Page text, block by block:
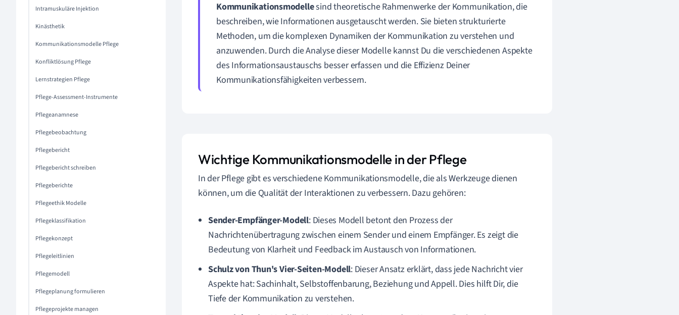
Intramuskuläre Injektion
Kinästhetik
Kommunikationsmodelle Pflege
Konfliktlösung Pflege
Lernstrategien Pflege
Pflege-Assessment-Instrumente
Pflegeanamnese
Pflegebeobachtung
Pflegebericht
Pflegebericht schreiben
Pflegeberichte
Pflegeethik Modelle
Pflegeklassifikation
Pflegekonzept
Pflegeleitlinien
Pflegemodell
Pflegeplanung formulieren
Pflegeprojekte managen
Kommunikationsmodellesind theoretische Rahmenwerke der Kommunikation, die
beschreiben, wie Informationen ausgetauscht werden. Sie bieten strukturierte
Methoden, um die komplexen Dynamiken der Kommunikation zu verstehen und
anzuwenden. Durch die Analyse dieser Modelle kannst Du die verschiedenen Aspekte
des Informationsaustauschs besser erfassen und die Effizienz Deiner
Kommunikationsfähigkeiten verbessern.
Wichtige Kommunikationsmodelle in der Pflege
In der Pflege gibt es verschiedene Kommunikationsmodelle, die als Werkzeuge dienen
können, um die Qualität der Interaktionen zu verbessern. Dazu gehören:
Sender-Empfänger-Modell: Dieses Modell betont den Prozess der
Nachrichtenübertragung zwischen einem Sender und einem Empfänger. Es zeigt die
Bedeutung von Klarheit und Feedback im Austausch von Informationen.
Schulz von Thun's Vier-Seiten-Modell: Dieser Ansatz erklärt, dass jede Nachricht vier
Aspekte hat: Sachinhalt, Selbstoffenbarung, Beziehung und Appell. Dies hilft Dir, die
Tiefe der Kommunikation zu verstehen.